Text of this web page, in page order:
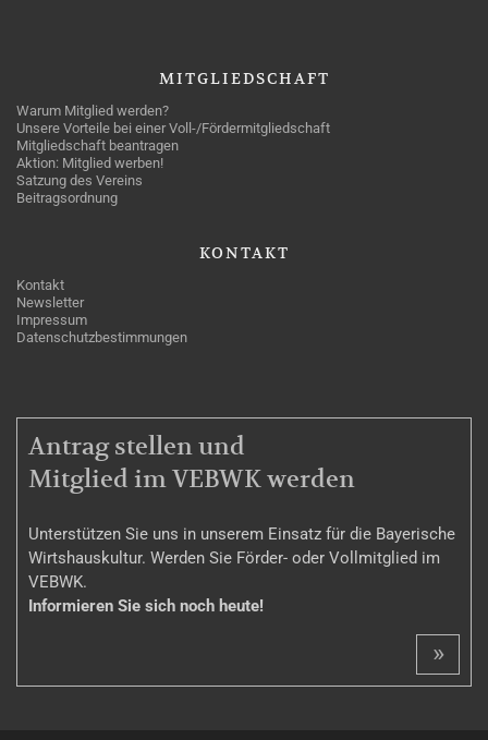
MITGLIEDSCHAFT
Warum Mitglied werden?
Unsere Vorteile bei einer Voll-/Fördermitgliedschaft
Mitgliedschaft beantragen
Aktion: Mitglied werben!
Satzung des Vereins
Beitragsordnung
KONTAKT
Kontakt
Newsletter
Impressum
Datenschutzbestimmungen
MITGLIEDSCHAFT
Antrag stellen und
Mitglied im VEBWK werden
Unterstützen Sie uns in unserem Einsatz für die Bayerische
Wirtshauskultur. Werden Sie Förder- oder Vollmitglied im
VEBWK.
Informieren Sie sich noch heute!
»